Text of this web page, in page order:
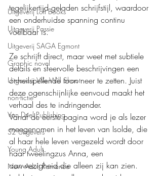
Uitgeverij Loft Books
Uitgeverij Passie
Uitgeverij SAGA Egmont
Graphic novel
Uitgeverij We Will Shoot
non-fictie
Van Driel Publishing
S2 Uitgevers
Young Adult
New Adult Romance
tegelijkertijd geladen schrijfstijl, waardoor
een onderhuidse spanning continu
voelbaar is.
Ze schrijft direct, maar weet met subtiele
details en sfeervolle beschrijvingen een
onheilspellende toon neer te zetten. Juist
deze ogenschijnlijke eenvoud maakt het
verhaal des te indringender.
Vanaf de eerste pagina word je als lezer
meegenomen in het leven van Isolde, die
al haar hele leven vergezeld wordt door
haar tweelingzus Anna, een
aanwezigheid die alleen zij kan zien.